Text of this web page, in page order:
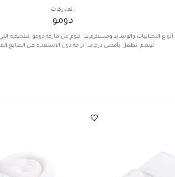
الماركات
دومو
البطانيات والوسائد ومستلزمات النوم من ماركة دومو البلجيكية
لينعم الطفل بأقصى درجات الراحة دون الاستغناء عن الطابع